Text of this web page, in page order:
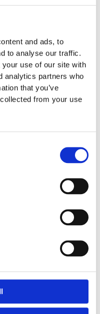
and ads, to
to analyse our traffic.
use of our site with
analytics partners who
that you’ve
from your use